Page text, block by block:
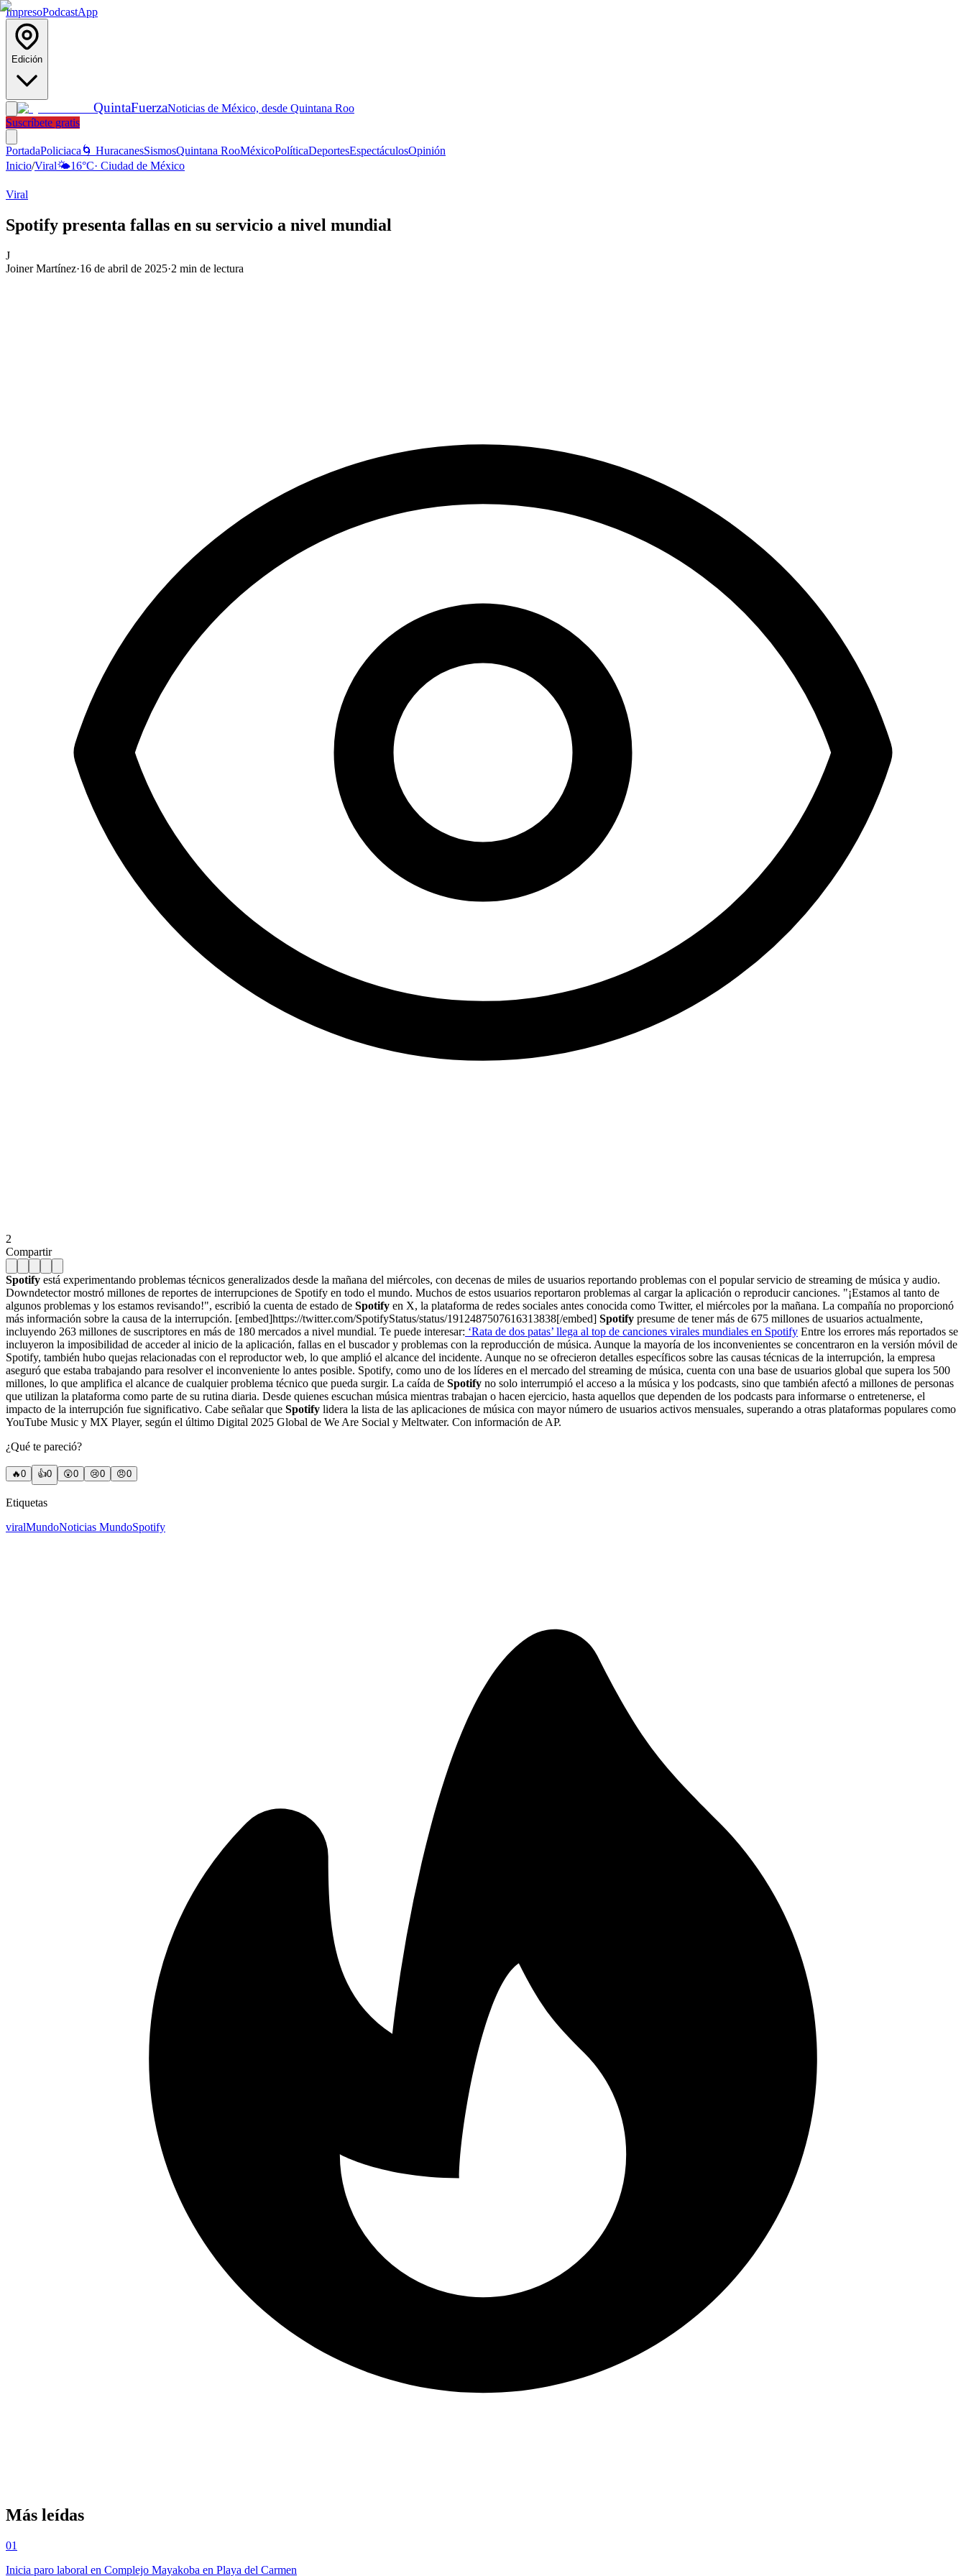
ImpresoPodcastApp
Edición
QuintaFuerzaNoticias de México, desde Quintana Roo
Suscríbete gratis
PortadaPoliciaca 🌀 HuracanesSismosQuintana RooMéxicoPolíticaDeportesEspectáculosOpinión
Inicio/Viral🌤️16°C· Ciudad de México
Viral
Spotify presenta fallas en su servicio a nivel mundial
J
Joiner Martínez·16 de abril de 2025·2 min de lectura
2
Compartir
Spotify está experimentando problemas técnicos generalizados desde la mañana del miércoles, con decenas de miles de usuarios reportando problemas con el popular servicio de streaming de música y audio.
Downdetector mostró millones de reportes de interrupciones de Spotify en todo el mundo. Muchos de estos usuarios reportaron problemas al cargar la aplicación o reproducir canciones. "¡Estamos al tanto de
algunos problemas y los estamos revisando!", escribió la cuenta de estado de Spotify en X, la plataforma de redes sociales antes conocida como Twitter, el miércoles por la mañana. La compañía no proporcionó
más información sobre la causa de la interrupción. [embed]https://twitter.com/SpotifyStatus/status/1912487507616313838[/embed] Spotify presume de tener más de 675 millones de usuarios actualmente,
incluyendo 263 millones de suscriptores en más de 180 mercados a nivel mundial. Te puede interesar: ‘Rata de dos patas’ llega al top de canciones virales mundiales en Spotify Entre los errores más reportados se
incluyeron la imposibilidad de acceder al inicio de la aplicación, fallas en el buscador y problemas con la reproducción de música. Aunque la mayoría de los inconvenientes se concentraron en la versión móvil de
Spotify, también hubo quejas relacionadas con el reproductor web, lo que amplió el alcance del incidente. Aunque no se ofrecieron detalles específicos sobre las causas técnicas de la interrupción, la empresa
aseguró que estaba trabajando para resolver el inconveniente lo antes posible. Spotify, como uno de los líderes en el mercado del streaming de música, cuenta con una base de usuarios global que supera los 500
millones, lo que amplifica el alcance de cualquier problema técnico que pueda surgir. La caída de Spotify no solo interrumpió el acceso a la música y los podcasts, sino que también afectó a millones de personas
que utilizan la plataforma como parte de su rutina diaria. Desde quienes escuchan música mientras trabajan o hacen ejercicio, hasta aquellos que dependen de los podcasts para informarse o entretenerse, el
impacto de la interrupción fue significativo. Cabe señalar que Spotify lidera la lista de las aplicaciones de música con mayor número de usuarios activos mensuales, superando a otras plataformas populares como
YouTube Music y MX Player, según el último Digital 2025 Global de We Are Social y Meltwater. Con información de AP.
¿Qué te pareció?
🔥0 👍0 😲0 😢0 😠0
Etiquetas
viralMundoNoticias MundoSpotify
Más leídas
01
Inicia paro laboral en Complejo Mayakoba en Playa del Carmen